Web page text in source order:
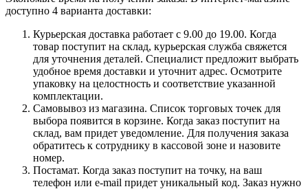
доступно 4 варианта доставки:
Курьерская доставка работает с 9.00 до 19.00. Когда
товар поступит на склад, курьерская служба свяжется
для уточнения деталей. Специалист предложит выбрать
удобное время доставки и уточнит адрес. Осмотрите
упаковку на целостность и соответствие указанной
комплектации.
Самовывоз из магазина. Список торговых точек для
выбора появится в корзине. Когда заказ поступит на
склад, вам придет уведомление. Для получения заказа
обратитесь к сотруднику в кассовой зоне и назовите
номер.
Постамат. Когда заказ поступит на точку, на ваш
телефон или e-mail придет уникальный код. Заказ нужно